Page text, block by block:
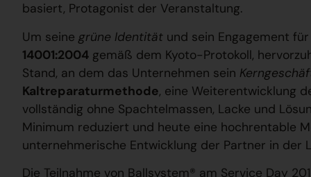
basiert, Protagonist der Veranstaltung.
Um seine grüne Identität und sein Engagement
14001:2004 gemäß dem Kyoto-Protokoll,
Stand, an dem das Unternehmen sein
Kaltreparaturmethode, eine Weiterentwicklung
vollständig ohne Spachtelmassen, Lacke und
Minimum reduziert und heute eine hochrentable
unternehmerische Entwicklung der Partner in der
Die Teilnahme von Ballsystem® am Service Day